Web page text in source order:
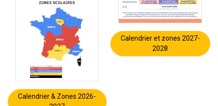
Calendrier & Zones 2026-
Calendrier et zones 2027-
2028